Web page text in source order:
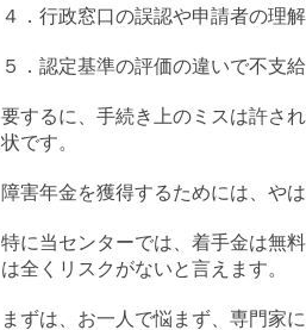
４．行政窓口の誤認や申請者の理
５．認定基準の評価の違いで不支
要するに、手続き上のミスは許さ
状です。
障害年金を獲得するためには、や
特に当センターでは、着手金は無
は全くリスクがないと言えます。
まずは、お一人で悩まず、専門家